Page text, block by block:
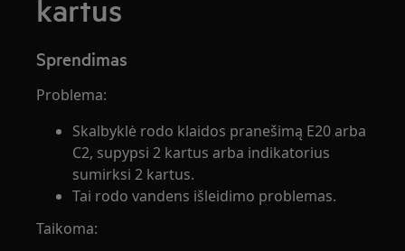
kartus
Sprendimas
Problema:
Skalbyklė rodo klaidos pranešimą E20 arba
C2, supypsi 2 kartus arba indikatorius
sumirksi 2 kartus.
Tai rodo vandens išleidimo problemas.
Taikoma: